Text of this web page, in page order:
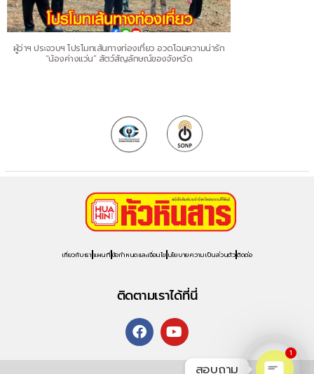
ผู้ว่าฯ ประจวบฯ โปรโมทเส้นทางท่องเที่ยว อวดโฉมความน่ารัก
“น้องค่างแว่น” สัตว์สัญลักษณ์ของจังหวัด
เกี่ยวกับเรา แผนที่ข้อกำหนดและเงื่อนไข นโยบายความเป็นส่วนตัวติดต่อ
ติดตามเราได้ที่นี่
สอบถาม
1